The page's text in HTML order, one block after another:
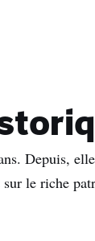
e-mails et de
Web, des
à tout
Pour plus
Depuis,
le riche